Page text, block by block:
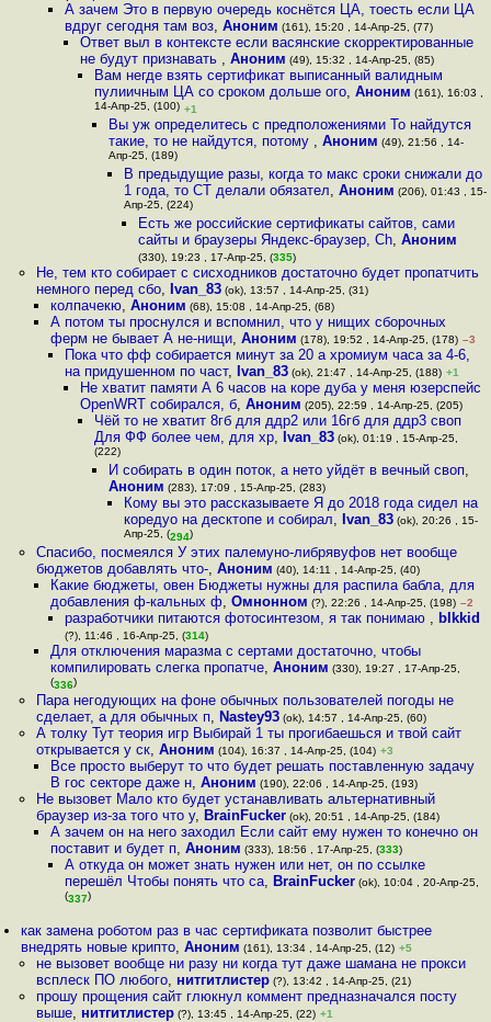
А зачем Это в первую очередь коснётся ЦА, тоесть если ЦА
вдруг сегодня там воз,Аноним (161), 15:20 , 14-Апр-25, (77)
Ответ выл в контексте если васянские скорректированные
не будут признавать , Аноним (49), 15:32 , 14-Апр-25, (85)
Вам негде взять сертификат выписанный валидным
пулиичным ЦА со сроком дольше ого, Аноним (161), 16:03 ,
14-Апр-25, (100) +1
Вы уж определитесь с предположениями То найдутся
такие, то не найдутся, потому ,Аноним (49), 21:56 , 14-
Апр-25, (189)
В предыдущие разы, когда то макс сроки снижали до
1 года, то СТ делали обязател, Аноним (206), 01:43 , 15-
Апр-25, (224)
Есть же российские сертификаты сайтов, сами
сайты и браузеры Яндекс-браузер, Ch, Аноним
(330), 19:23 , 17-Апр-25, (335)
Не, тем кто собирает с сисходников достаточно будет пропатчить
немного перед сбо, Ivan_83(ok), 13:57 , 14-Апр-25, (31)
колпачекю, Аноним (68), 15:08 , 14-Апр-25, (68)
А потом ты проснулся и вспомнил, что у нищих сборочных
ферм не бывает А не-нищи, Аноним (178), 19:52 , 14-Апр-25, (178) –3
Пока что фф собирается минут за 20 а хромиум часа за 4-6,
на придушенном по част, Ivan_83 (ok), 21:47 , 14-Апр-25, (188) +1
Не хватит памяти А 6 часов на коре дуба у меня юзерспейс
OpenWRT собирался, б, Аноним (205), 22:59 , 14-Апр-25, (205)
Чёй то не хватит 8гб для ддр2 или 16гб для ддр3 своп
Для ФФ более чем, для хр, Ivan_83(ok), 01:19 , 15-Апр-25,
(222)
И собирать в один поток, а нето уйдёт в вечный своп,
Аноним (283), 17:09 , 15-Апр-25, (283)
Кому вы это рассказываете Я до 2018 года сидел на
коредуо на десктопе и собирал, Ivan_83(ok), 20:26 , 15-
Апр-25, (294)
Спасибо, посмеялся У этих палемуно-либрявуфов нет вообще
бюджетов добавлять что-, Аноним (40), 14:11 , 14-Апр-25, (40)
Какие бюджеты, овен Бюджеты нужны для распила бабла, для
добавления ф-кальных ф, Омнонном (?), 22:26 , 14-Апр-25, (198) –2
разработчики питаются фотосинтезом, я так понимаю , blkkid
(?), 11:46 , 16-Апр-25, (314)
Для отключения маразма с сертами достаточно, чтобы
компилировать слегка пропатче, Аноним (330), 19:27 , 17-Апр-25,
(336)
Пара негодующих на фоне обычных пользователей погоды не
сделает, а для обычных п, Nastey93(ok), 14:57 , 14-Апр-25, (60)
А толку Тут теория игр Выбирай 1 ты прогибаешься и твой сайт
открывается у ск, Аноним (104), 16:37 , 14-Апр-25, (104) +3
Все просто выберут то что будет решать поставленную задачу
В гос секторе даже н, Аноним (190), 22:06 , 14-Апр-25, (193)
Не вызовет Мало кто будет устанавливать альтернативный
браузер из-за того что у, BrainFucker(ok), 20:51 , 14-Апр-25, (184)
А зачем он на него заходил Если сайт ему нужен то конечно он
поставит и будет п, Аноним (333), 18:56 , 17-Апр-25, (333)
А откуда он может знать нужен или нет, он по ссылке
перешёл Чтобы понять что са, BrainFucker (ok), 10:04 , 20-Апр-25,
(337)
как замена роботом раз в час сертификата позволит быстрее
внедрять новые крипто,Аноним (161), 13:34 , 14-Апр-25, (12) +5
не вызовет вообще ни разу ни когда тут даже шамана не прокси
всплеск ПО любого, нитгитлистер(?), 13:42 , 14-Апр-25, (21)
прошу прощения сайт глюкнул коммент предназначался посту
выше, нитгитлистер(?), 13:45 , 14-Апр-25, (22) +1